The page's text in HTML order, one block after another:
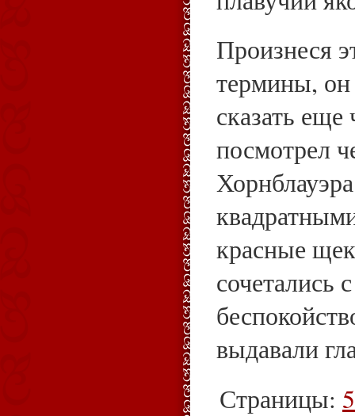
Произнеся
термины, он
сказать
посмотрел
красные
сочетались
выдавали
Страницы: